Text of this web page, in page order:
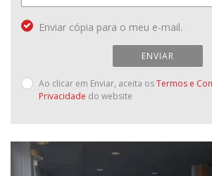
Enviar cópia para o meu e-mail.
ENVIAR
Ao clicar em Enviar, aceita osTermos e
Privacidade do website